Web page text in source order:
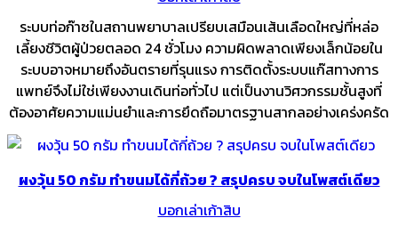
ระบบท่อก๊าซในสถานพยาบาลเปรียบเสมือนเส้นเลือดใหญ่ที่หล่อ
เลี้ยงชีวิตผู้ป่วยตลอด 24 ชั่วโมง ความผิดพลาดเพียงเล็กน้อยใน
ระบบอาจหมายถึงอันตรายที่รุนแรง การติดตั้งระบบแก๊สทางการ
แพทย์จึงไม่ใช่เพียงงานเดินท่อทั่วไป แต่เป็นงานวิศวกรรมชั้นสูงที่
ต้องอาศัยความแม่นยำและการยึดถือมาตรฐานสากลอย่างเคร่งครัด
ผงวุ้น 50 กรัม ทำขนมได้กี่ถ้วย ? สรุปครบ จบในโพสต์เดียว
บอกเล่าเก้าสิบ